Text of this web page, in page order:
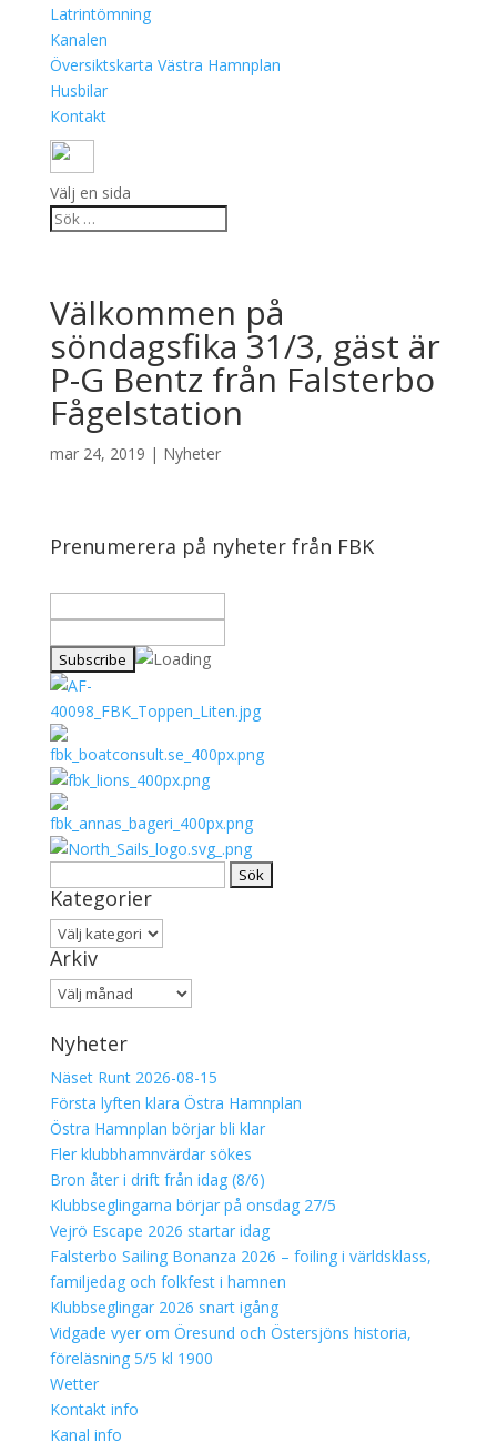
Latrintömning
Kanalen
Översiktskarta Västra Hamnplan
Husbilar
Kontakt
Välj en sida
Välkommen på
söndagsfika 31/3, gäst är
P-G Bentz från Falsterbo
Fågelstation
mar 24, 2019 | Nyheter
Prenumerera på nyheter från FBK
efter:
Kategorier
Kategorier
Arkiv
Arkiv
Nyheter
Näset Runt 2026-08-15
Första lyften klara Östra Hamnplan
Östra Hamnplan börjar bli klar
Fler klubbhamnvärdar sökes
Bron åter i drift från idag (8/6)
Klubbseglingarna börjar på onsdag 27/5
Vejrö Escape 2026 startar idag
Falsterbo Sailing Bonanza 2026 – foiling i världsklass,
familjedag och folkfest i hamnen
Klubbseglingar 2026 snart igång
Vidgade vyer om Öresund och Östersjöns historia,
föreläsning 5/5 kl 1900
Wetter
Kontakt info
Kanal info